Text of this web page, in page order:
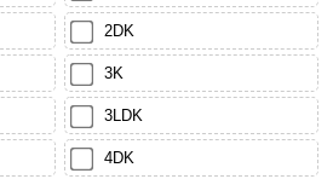
2DK
3K
3LDK
4DK